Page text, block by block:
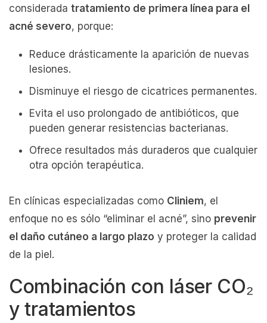
considerada tratamiento de primera línea para el
acné severo, porque:
Reduce drásticamente la aparición de nuevas
lesiones.
Disminuye el riesgo de cicatrices permanentes.
Evita el uso prolongado de antibióticos, que
pueden generar resistencias bacterianas.
Ofrece resultados más duraderos que cualquier
otra opción terapéutica.
En clínicas especializadas como Cliniem, el
enfoque no es sólo “eliminar el acné”, sino prevenir
el daño cutáneo a largo plazo y proteger la calidad
de la piel.
Combinación con láser CO₂
y tratamientos